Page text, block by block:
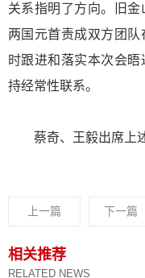
关系指明了方向。旧金
两国元首责成双方团
时跟进和落实本次会
持经常性联系。
蔡奇、王毅出席上述
上一篇 下一篇
相关推荐
RELATED NEWS